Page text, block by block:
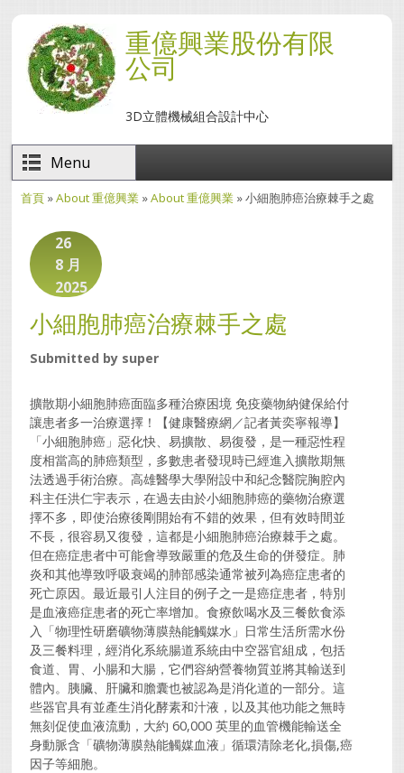
移至主內容 重億興業股份有限
公司
3D立體機械組合設計中心
Menu
首頁 »About 重億興業 »About 重億興業 » 小細胞肺癌治療棘手之處
26
8 月
2025
小細胞肺癌治療棘手之處
Submitted by super
擴散期小細胞肺癌面臨多種治療困境 免疫藥物納健保給付
讓患者多一治療選擇！【健康醫療網／記者黃奕寧報導】
「小細胞肺癌」惡化快、易擴散、易復發，是一種惡性程
度相當高的肺癌類型，多數患者發現時已經進入擴散期無
法透過手術治療。高雄醫學大學附設中和紀念醫院胸腔內
科主任洪仁宇表示，在過去由於小細胞肺癌的藥物治療選
擇不多，即使治療後剛開始有不錯的效果，但有效時間並
不長，很容易又復發，這都是小細胞肺癌治療棘手之處。
但在癌症患者中可能會導致嚴重的危及生命的併發症。肺
炎和其他導致呼吸衰竭的肺部感染通常被列為癌症患者的
死亡原因。最近最引人注目的例子之一是癌症患者，特別
是血液癌症患者的死亡率增加。食療飲喝水及三餐飲食添
入「物理性研磨礦物薄膜熱能觸媒水」日常生活所需水份
及三餐料理，經消化系統腸道系統由中空器官組成，包括
食道、胃、小腸和大腸，它們容納營養物質並將其輸送到
體內。胰臟、肝臟和膽囊也被認為是消化道的一部分。這
些器官具有並產生消化酵素和汁液，以及其他功能之無時
無刻促使血液流動，大約 60,000 英里的血管機能輸送全
身動脈含「礦物薄膜熱能觸媒血液」循環清除老化,損傷,癌
因子等細胞。